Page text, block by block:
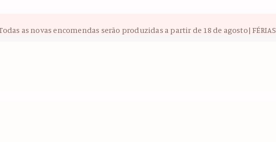
Todas as novas encomendas serão produzidas a partir de 18 de agosto| FÉRIAS